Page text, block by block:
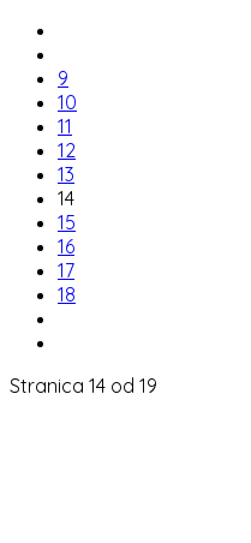
9
10
11
12
13
14
15
16
17
18
Stranica 14 od 19